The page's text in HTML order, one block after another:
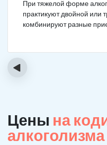
При тяжелой форме
практикуют двойной или
комбинируют разные
‹
Цены на
алкоголизма